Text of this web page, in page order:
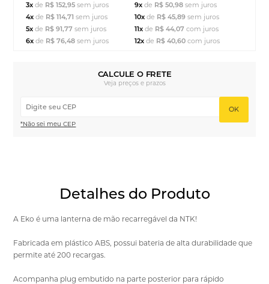
3xde R$ 152,95 sem juros
4xde R$ 114,71 sem juros
5xde R$ 91,77 sem juros
6xde R$ 76,48 sem juros
9x de R$ 50,98sem juros
10x de R$ 45,89sem juros
11x de R$ 44,07com juros
12x de R$ 40,60com juros
CALCULE O FRETE
Veja preços e prazos
OK
*Não sei meu CEP
Detalhes do Produto
A Eko é uma lanterna de mão recarregável da NTK!
Fabricada em plástico ABS, possui bateria de alta durabilidade que
permite até 200 recargas.
Acompanha plug embutido na parte posterior para rápido